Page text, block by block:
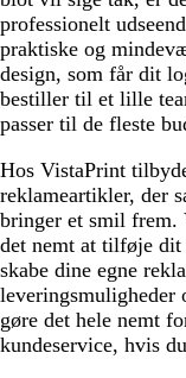
professionelt
praktiske og
design, som får dit
bestiller til et lille
passer til de fleste
Hos VistaPrint
reklameartikler, der
bringer et smil frem.
det nemt at tilføje
skabe dine egne
leveringsmuligheder
gøre det hele nemt
kundeservice, hvis